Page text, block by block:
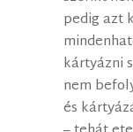
pedig azt
kártyázni
nem
és